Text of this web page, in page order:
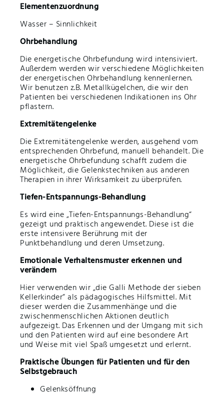
Elementenzuordnung
Wasser – Sinnlichkeit
Ohrbehandlung
Die energetische Ohrbefundung wird intensiviert.
Außerdem werden wir verschiedene Möglichkeiten
der energetischen Ohrbehandlung kennenlernen.
Wir benutzen z.B. Metallkügelchen, die wir den
Patienten bei verschiedenen Indikationen ins Ohr
pflastern.
Extremitätengelenke
Die Extremitätengelenke werden, ausgehend vom
entsprechenden Ohrbefund, manuell behandelt. Die
energetische Ohrbefundung schafft zudem die
Möglichkeit, die Gelenkstechniken aus anderen
Therapien in ihrer Wirksamkeit zu überprüfen.
Tiefen-Entspannungs-Behandlung
Es wird eine „Tiefen-Entspannungs-Behandlung“
gezeigt und praktisch angewendet. Diese ist die
erste intensivere Berührung mit der
Punktbehandlung und deren Umsetzung.
Emotionale Verhaltensmuster erkennen und
verändern
Hier verwenden wir „die Galli Methode der sieben
Kellerkinder“ als pädagogisches Hilfsmittel. Mit
dieser werden die Zusammenhänge und die
zwischenmenschlichen Aktionen deutlich
aufgezeigt. Das Erkennen und der Umgang mit sich
und den Patienten wird auf eine besondere Art
und Weise mit viel Spaß umgesetzt und erlernt.
Praktische Übungen für Patienten und für den
Selbstgebrauch
Gelenksöffnung